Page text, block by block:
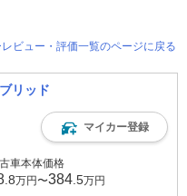
ビュー・評価一覧のページに戻る
リッド
マイカー登録
車本体価格
.8万円〜384 .5万円